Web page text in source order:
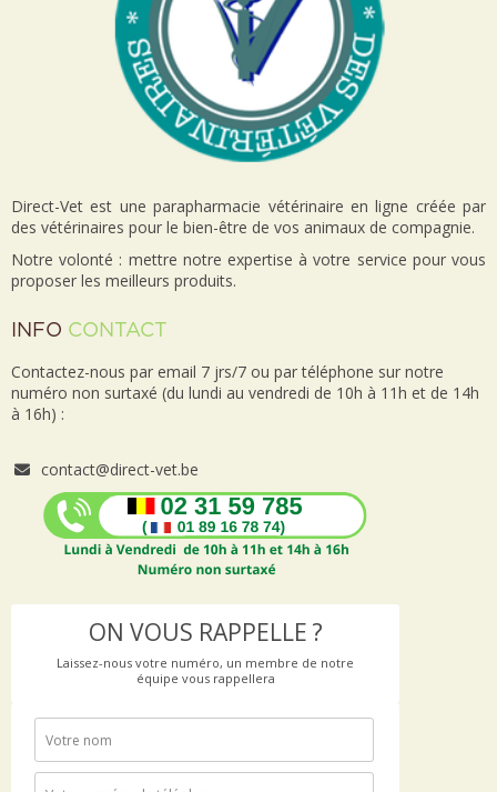
Direct-Vet est une parapharmacie vétérinaire en ligne créée par
des vétérinaires pour le bien-être de vos animaux de compagnie.
Notre volonté : mettre notre expertise à votre service pour vous
proposer les meilleurs produits.
INFO CONTACT
Contactez-nous par email 7 jrs/7 ou par téléphone sur notre
numéro non surtaxé (du lundi au vendredi de 10h à 11h et de 14h
à 16h) :
contact@direct-vet.be
ON VOUS RAPPELLE ?
Laissez-nous votre numéro, un membre de notre
équipe vous rappellera